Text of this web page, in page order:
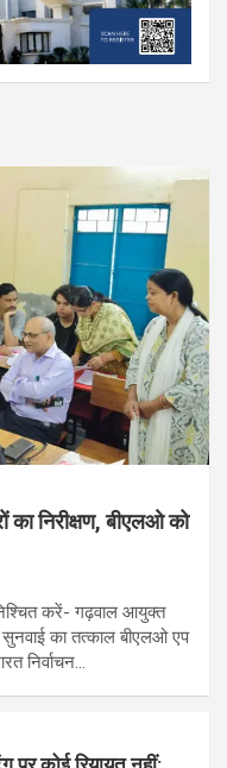
का निरीक्षण, बीएलओ को
करें- गढ़वाल आयुक्त
का तत्काल बीएलओ एप
निर्वाचन…